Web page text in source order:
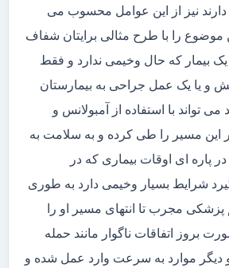
دارند نیز از این عوامل محسوب می
موضوع را با طرح مثالی برایتان شفاف
بیمار که حال وخیمی ندارد و فقط
و یا یک عمل جراحی به بیمارستان
می تواند با استفاده از آمبولانس و
این مسیر را طی کرده و به سلامت به
پاره ای اوقات بیماری که در
شرایط بسیار وخیمی دارد به طوری
مجرب تا انتهای مسیر او را
بروز اتفاقات ناگوار مانند حمله
دیگر موارد به سرعت وارد عمل شده و